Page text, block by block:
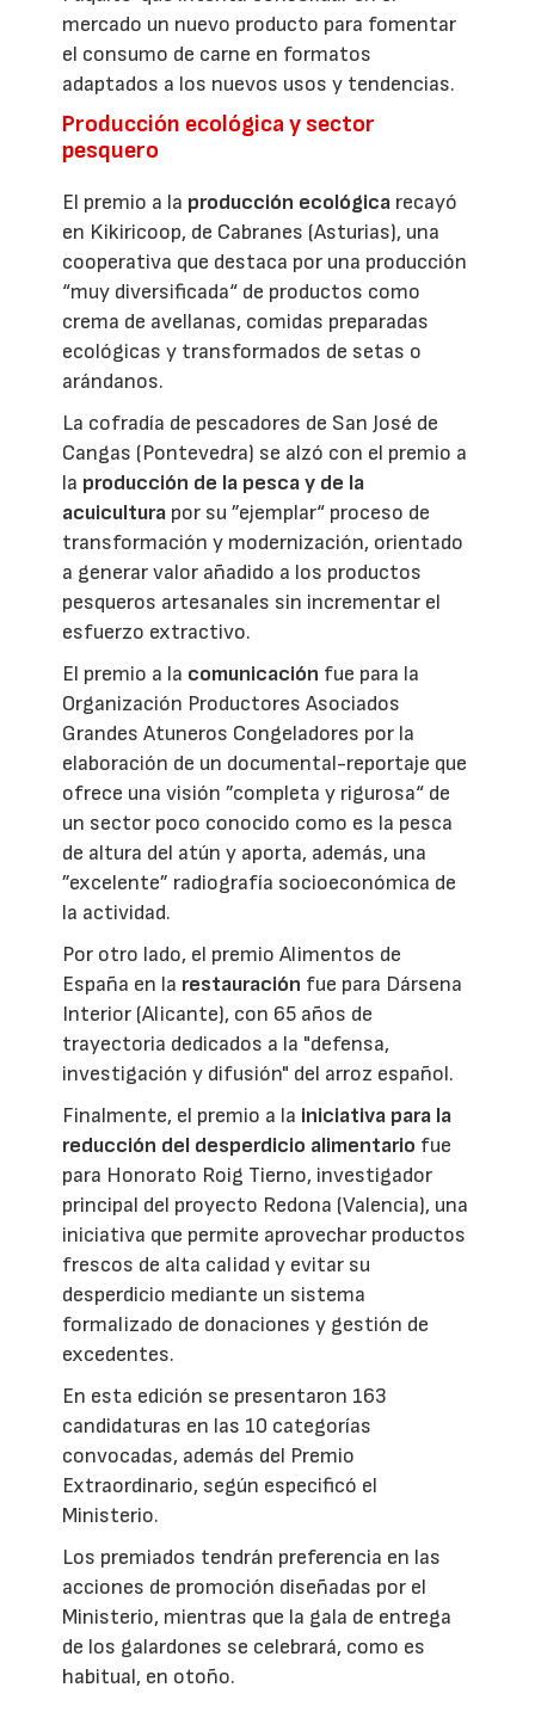
mercado un nuevo producto para fomentar
el consumo de carne en formatos
adaptados a los nuevos usos y tendencias.
Producción ecológica y sector
pesquero
El premio a la producción ecológica recayó
en Kikiricoop, de Cabranes (Asturias), una
cooperativa que destaca por una producción
“muy diversificada“ de productos como
crema de avellanas, comidas preparadas
ecológicas y transformados de setas o
arándanos.
La cofradía de pescadores de San José de
Cangas (Pontevedra) se alzó con el premio a
la producción de la pesca y de la
acuicultura por su ”ejemplar“ proceso de
transformación y modernización, orientado
a generar valor añadido a los productos
pesqueros artesanales sin incrementar el
esfuerzo extractivo.
El premio a la comunicación fue para la
Organización Productores Asociados
Grandes Atuneros Congeladores por la
elaboración de un documental-reportaje que
ofrece una visión ”completa y rigurosa“ de
un sector poco conocido como es la pesca
de altura del atún y aporta, además, una
”excelente” radiografía socioeconómica de
la actividad.
Por otro lado, el premio Alimentos de
España en la restauración fue para Dársena
Interior (Alicante), con 65 años de
trayectoria dedicados a la "defensa,
investigación y difusión" del arroz español.
Finalmente, el premio a la iniciativa para la
reducción del desperdicio alimentario fue
para Honorato Roig Tierno, investigador
principal del proyecto Redona (Valencia), una
iniciativa que permite aprovechar productos
frescos de alta calidad y evitar su
desperdicio mediante un sistema
formalizado de donaciones y gestión de
excedentes.
En esta edición se presentaron 163
candidaturas en las 10 categorías
convocadas, además del Premio
Extraordinario, según especificó el
Ministerio.
Los premiados tendrán preferencia en las
acciones de promoción diseñadas por el
Ministerio, mientras que la gala de entrega
de los galardones se celebrará, como es
habitual, en otoño.